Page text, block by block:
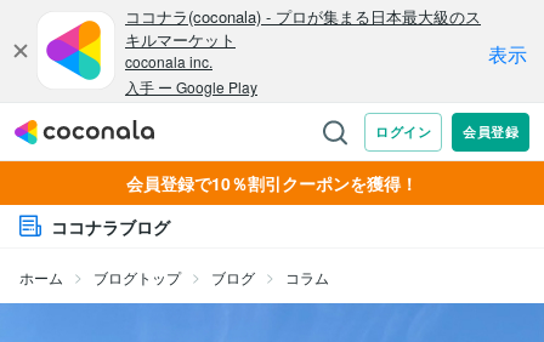
会員登録で10％割引クーポンを獲得！
ココナラブログ
ホーム ブログトップ ブログ コラム